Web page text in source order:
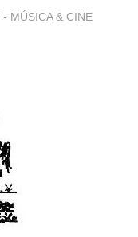
- MÚSICA & CINE